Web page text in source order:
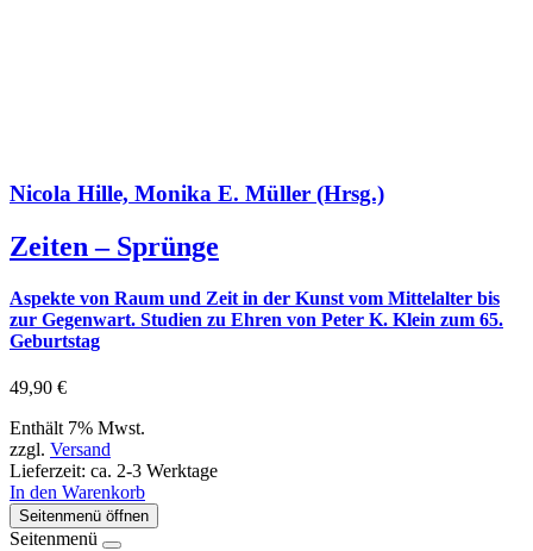
Nicola Hille, Monika E. Müller (Hrsg.)
Zeiten – Sprünge
Aspekte von Raum und Zeit in der Kunst vom Mittelalter bis
zur Gegenwart. Studien zu Ehren von Peter K. Klein zum 65.
Geburtstag
49,90 €
Enthält 7% Mwst.
zzgl. Versand
Lieferzeit: ca. 2-3 Werktage
In den Warenkorb
Seitenmenü öffnen
Seitenmenü